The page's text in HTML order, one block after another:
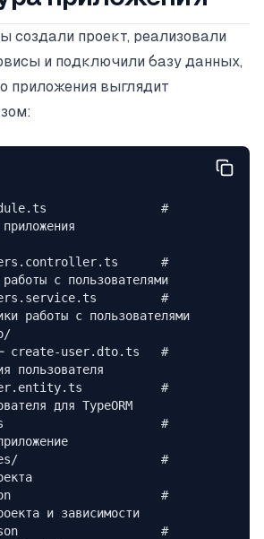
создали проект, реализовали
и подключили базу данных,
приложения выглядит
#
#
с пользователями
#
работы с пользователями
create-user.dto.ts   #
пользователя
#
для TypeORM
#
#
#
и зависимости
#